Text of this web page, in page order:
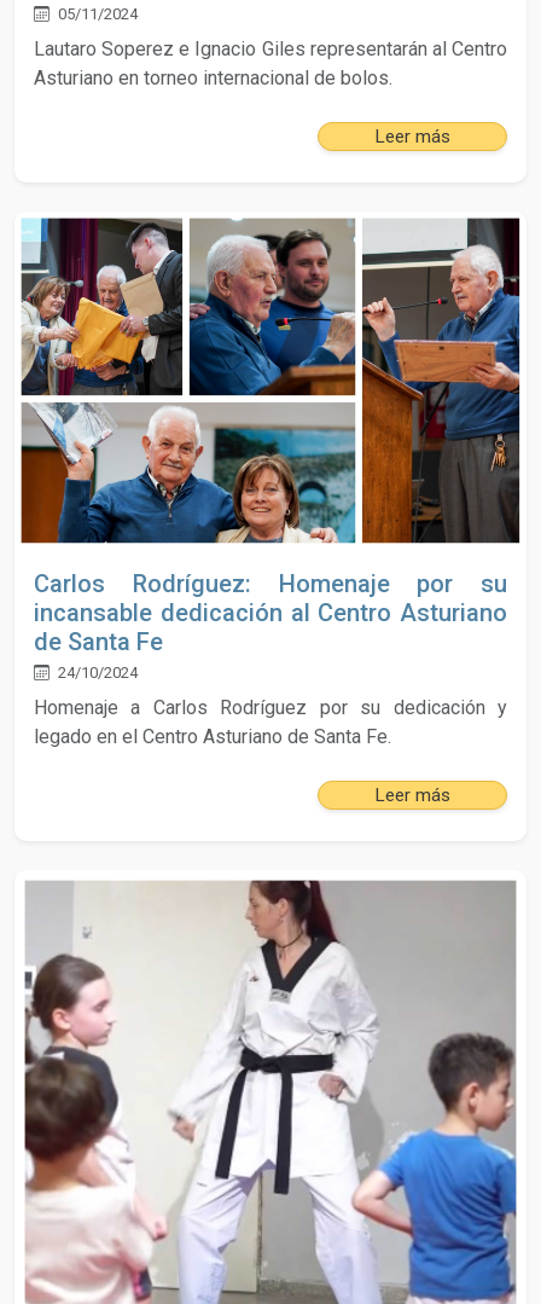
05/11/2024
Lautaro Soperez e Ignacio Giles representarán al Centro
Asturiano en torneo internacional de bolos.
Leer más
Carlos Rodríguez: Homenaje por su
incansable dedicación al Centro Asturiano
de Santa Fe
24/10/2024
Homenaje a Carlos Rodríguez por su dedicación y
legado en el Centro Asturiano de Santa Fe.
Leer más